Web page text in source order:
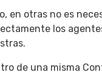
en otras no es
los
de una misma